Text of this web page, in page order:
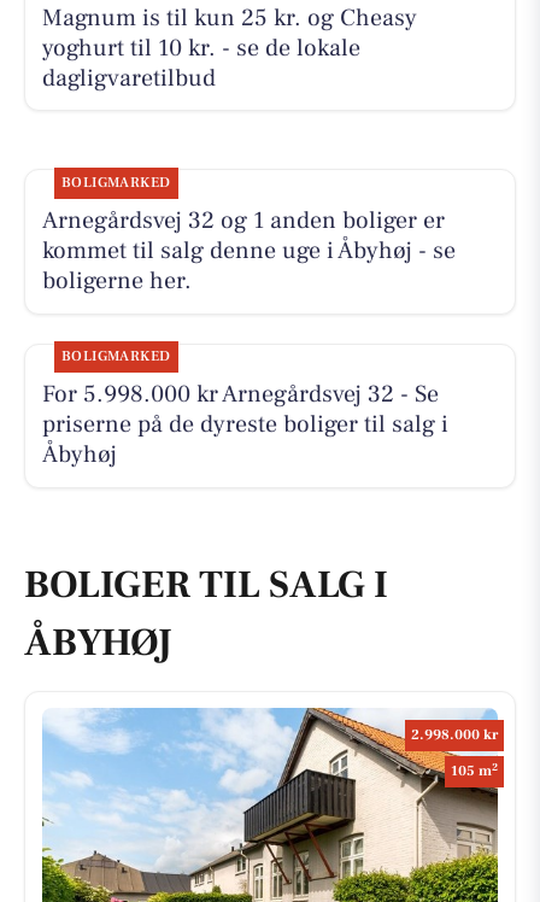
Magnum is til kun 25 kr. og Cheasy
yoghurt til 10 kr. - se de lokale
dagligvaretilbud
BOLIGMARKED
Arnegårdsvej 32 og 1 anden boliger er
kommet til salg denne uge i Åbyhøj - se
boligerne her.
BOLIGMARKED
For 5.998.000 kr Arnegårdsvej 32 - Se
priserne på de dyreste boliger til salg i
Åbyhøj
BOLIGER TIL SALG I
ÅBYHØJ
2.998.000 kr
105 m2